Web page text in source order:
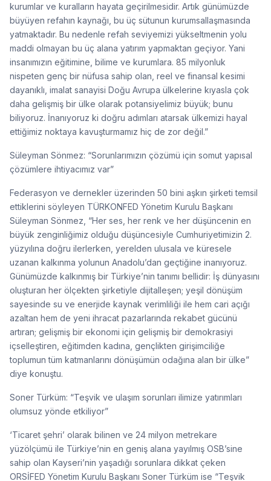
kurumlar ve kuralların hayata geçirilmesidir. Artık günümüzde
büyüyen refahın kaynağı, bu üç sütunun kurumsallaşmasında
yatmaktadır. Bu nedenle refah seviyemizi yükseltmenin yolu
maddi olmayan bu üç alana yatırım yapmaktan geçiyor. Yani
insanımızın eğitimine, bilime ve kurumlara. 85 milyonluk
nispeten genç bir nüfusa sahip olan, reel ve finansal kesimi
dayanıklı, imalat sanayisi Doğu Avrupa ülkelerine kıyasla çok
daha gelişmiş bir ülke olarak potansiyelimiz büyük; bunu
biliyoruz. İnanıyoruz ki doğru adımları atarsak ülkemizi hayal
ettiğimiz noktaya kavuşturmamız hiç de zor değil.”
Süleyman Sönmez: “Sorunlarımızın çözümü için somut yapısal
çözümlere ihtiyacımız var”
Federasyon ve dernekler üzerinden 50 bini aşkın şirketi temsil
ettiklerini söyleyen TÜRKONFED Yönetim Kurulu Başkanı
Süleyman Sönmez, “Her ses, her renk ve her düşüncenin en
büyük zenginliğimiz olduğu düşüncesiyle Cumhuriyetimizin 2.
yüzyılına doğru ilerlerken, yerelden ulusala ve küresele
uzanan kalkınma yolunun Anadolu’dan geçtiğine inanıyoruz.
Günümüzde kalkınmış bir Türkiye’nin tanımı bellidir: İş dünyasını
oluşturan her ölçekten şirketiyle dijitalleşen; yeşil dönüşüm
sayesinde su ve enerjide kaynak verimliliği ile hem cari açığı
azaltan hem de yeni ihracat pazarlarında rekabet gücünü
artıran; gelişmiş bir ekonomi için gelişmiş bir demokrasiyi
içselleştiren, eğitimden kadına, gençlikten girişimciliğe
toplumun tüm katmanlarını dönüşümün odağına alan bir ülke”
diye konuştu.
Soner Türküm: “Teşvik ve ulaşım sorunları ilimize yatırımları
olumsuz yönde etkiliyor”
‘Ticaret şehri’ olarak bilinen ve 24 milyon metrekare
yüzölçümü ile Türkiye’nin en geniş alana yayılmış OSB’sine
sahip olan Kayseri’nin yaşadığı sorunlara dikkat çeken
ORSİFED Yönetim Kurulu Başkanı Soner Türküm ise “Teşvik